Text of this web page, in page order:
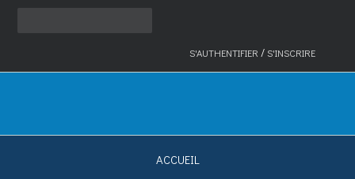
S'AUTHENTIFIER /S'INSCRIRE
ACCUEIL